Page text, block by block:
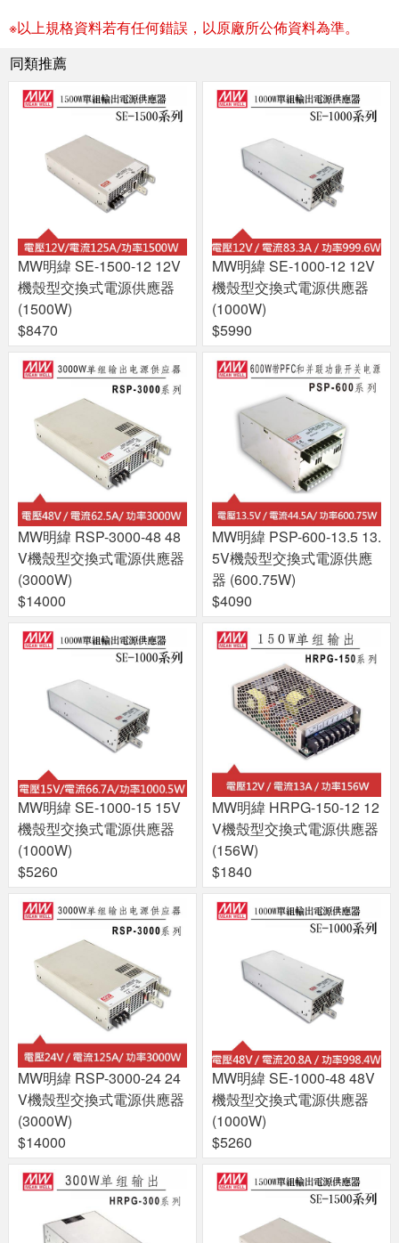
※以上規格資料若有任何錯誤，以原廠所公佈資料為準。
同類推薦
MW明緯 SE-1500-12 12V
機殼型交換式電源供應器
(1500W)
$8470
MW明緯 SE-1000-12 12V
機殼型交換式電源供應器
(1000W)
$5990
MW明緯 RSP-3000-48 48
V機殼型交換式電源供應器
(3000W)
$14000
MW明緯 PSP-600-13.5 13.
5V機殼型交換式電源供應
器 (600.75W)
$4090
MW明緯 SE-1000-15 15V
機殼型交換式電源供應器
(1000W)
$5260
MW明緯 HRPG-150-12 12
V機殼型交換式電源供應器
(156W)
$1840
MW明緯 RSP-3000-24 24
V機殼型交換式電源供應器
(3000W)
$14000
MW明緯 SE-1000-48 48V
機殼型交換式電源供應器
(1000W)
$5260